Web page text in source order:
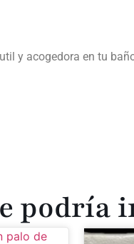
y acogedora en tu
podría